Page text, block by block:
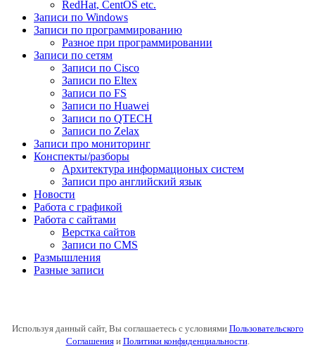
RedHat, CentOS etc.
Записи по Windows
Записи по программированию
Разное при программировании
Записи по сетям
Записи по Cisco
Записи по Eltex
Записи по FS
Записи по Huawei
Записи по QTECH
Записи по Zelax
Записи про мониторинг
Конспекты/разборы
Архитектура информационых систем
Записи про английский язык
Новости
Работа с графикой
Работа с сайтами
Верстка сайтов
Записи по CMS
Размышления
Разные записи
Используя данный сайт, Вы соглашаетесь с условиями Пользовательского
Соглашенияи Политики конфиденциальности.